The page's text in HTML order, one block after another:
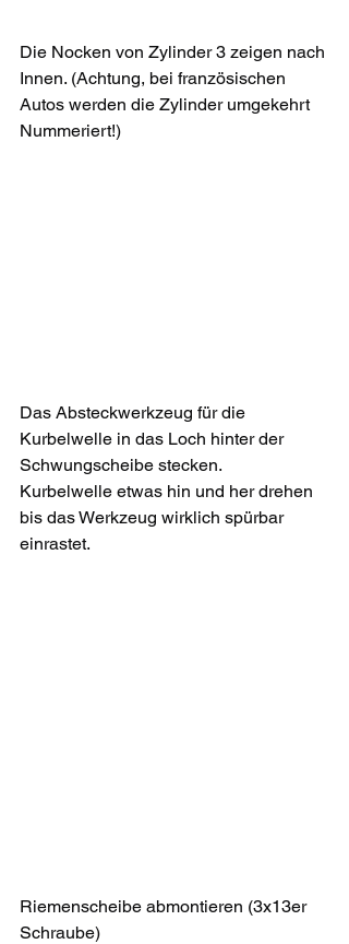
Die Nocken von Zylinder 3 zeigen nach
Innen. (Achtung, bei französischen
Autos werden die Zylinder umgekehrt
Nummeriert!)
Das Absteckwerkzeug für die
Kurbelwelle in das Loch hinter der
Schwungscheibe stecken.
Kurbelwelle etwas hin und her drehen
bis das Werkzeug wirklich spürbar
einrastet.
Riemenscheibe abmontieren (3x13er
Schraube)